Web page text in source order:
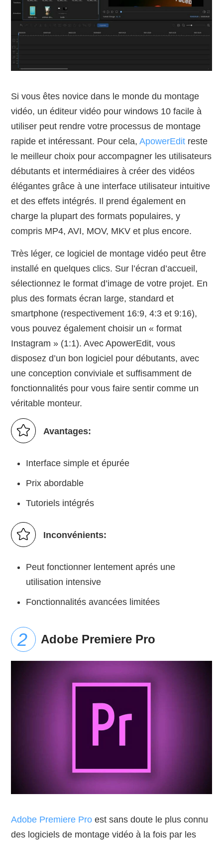
Si vous êtes novice dans le monde du montage
vidéo, un éditeur vidéo pour windows 10 facile à
utiliser peut rendre votre processus de montage
rapide et intéressant. Pour cela,ApowerEdit reste
le meilleur choix pour accompagner les utilisateurs
débutants et intermédiaires à créer des vidéos
élégantes grâce à une interface utilisateur intuitive
et des effets intégrés. Il prend également en
charge la plupart des formats populaires, y
compris MP4, AVI, MOV, MKV et plus encore.
Très léger, ce logiciel de montage vidéo peut être
installé en quelques clics. Sur l’écran d’accueil,
sélectionnez le format d’image de votre projet. En
plus des formats écran large, standard et
smartphone (respectivement 16:9, 4:3 et 9:16),
vous pouvez également choisir un « format
Instagram » (1:1). Avec ApowerEdit, vous
disposez d’un bon logiciel pour débutants, avec
une conception conviviale et suffisamment de
fonctionnalités pour vous faire sentir comme un
véritable monteur.
Avantages:
Interface simple et épurée
Prix abordable
Tutoriels intégrés
Inconvénients:
Peut fonctionner lentement aprés une
utilisation intensive
Fonctionnalités avancées limitées
Adobe Premiere Pro
Adobe Premiere Pro est sans doute le plus connu
des logiciels de montage vidéo à la fois par les